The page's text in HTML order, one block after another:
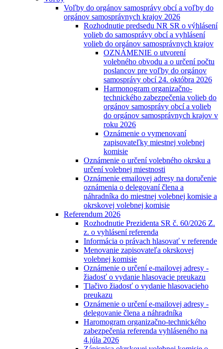
Voľby do orgánov samosprávy obcí a voľby do
orgánov samosprávnych krajov 2026
Rozhodnutie predsedu NR SR o výhlásení
volieb do samosprávy obcí a vyhlásení
volieb do orgánov samosprávnych krajov
OZNÁMENIE o utvorení
volebného obvodu a o určení počtu
poslancov pre voľby do orgánov
samosprávy obcí 24. októbra 2026
Harmonogram organizačno-
technického zabezpečenia volieb do
orgánov samosprávy obcí a volieb
do orgánov samosprávnych krajov v
roku 2026
Oznámenie o vymenovaní
zapisovateľky miestnej volebnej
komisie
Oznámenie o určení volebného okrsku a
určení volebnej miestnosti
Oznámenie emailovej adresy na doručenie
oznámenia o delegovaní člena a
náhradníka do miestnej volebnej komisie a
okrskovej volebnej komisie
Referendum 2026
Rozhodnutie Prezidenta SR č. 60/2026 Z.
z. o vyhlásení referenda
Informácia o právach hlasovať v referende
Menovanie zapisovateľa okrskovej
volebnej komisie
Oznámenie o určení e-mailovej adresy -
žiadosť o vydanie hlasovacie preukazu
Tlačivo žiadosť o vydanie hlasovacieho
preukazu
Oznámenie o určení e-mailovej adresy -
delegovanie člena a náhradníka
Haromogram organizačno-technického
zabezpečenia referenda vyhláseného na
4.júla 2026